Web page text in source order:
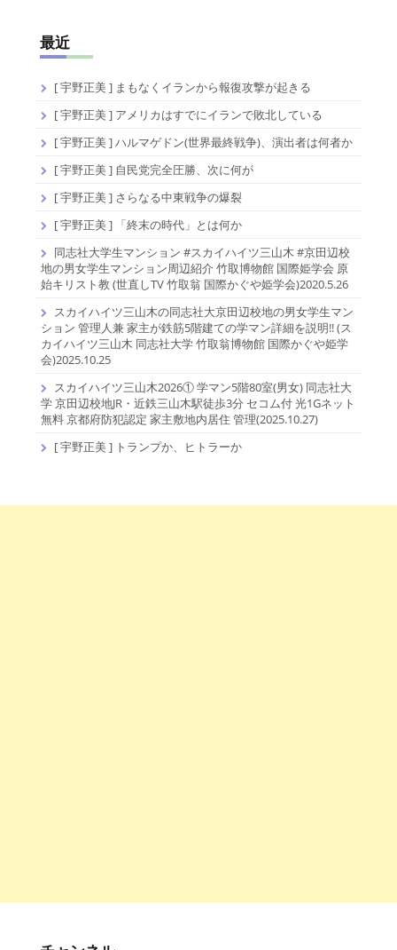
最近
[ 宇野正美 ] まもなくイランから報復攻撃が起きる
[ 宇野正美 ] アメリカはすでにイランで敗北している
[ 宇野正美 ] ハルマゲドン(世界最終戦争)、演出者は何者か
[ 宇野正美 ] 自民党完全圧勝、次に何が
[ 宇野正美 ] さらなる中東戦争の爆裂
[ 宇野正美 ] 「終末の時代」とは何か
同志社大学生マンション #スカイハイツ三山木 #京田辺校
地の男女学生マンション周辺紹介 竹取博物館 国際姫学会 原
始キリスト教 (世直しTV 竹取翁 国際かぐや姫学会)2020.5.26
スカイハイツ三山木の同志社大京田辺校地の男女学生マン
ション 管理人兼 家主が鉄筋5階建ての学マン詳細を説明!! (ス
カイハイツ三山木 同志社大学 竹取翁博物館 国際かぐや姫学
会)2025.10.25
スカイハイツ三山木2026① 学マン5階80室(男女) 同志社大
学 京田辺校地JR・近鉄三山木駅徒歩3分 セコム付 光1Gネット
無料 京都府防犯認定 家主敷地内居住 管理(2025.10.27)
[ 宇野正美 ] トランプか、ヒトラーか